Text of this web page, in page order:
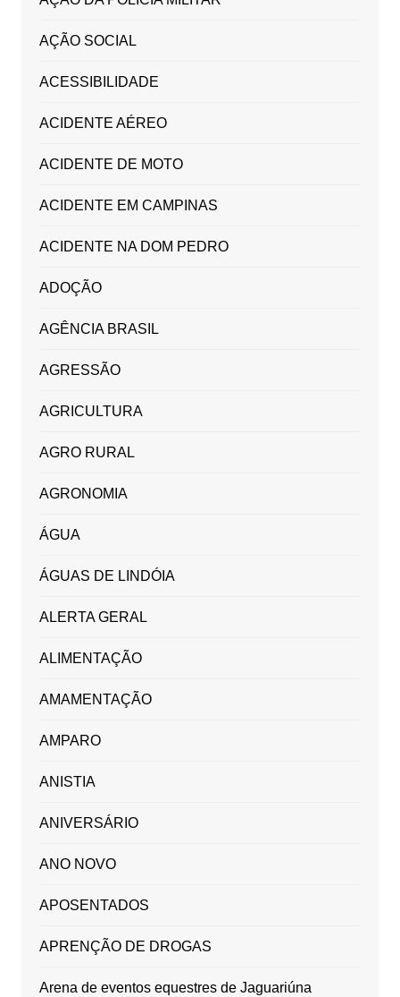
AÇÃO SOCIAL
ACESSIBILIDADE
ACIDENTE AÉREO
ACIDENTE DE MOTO
ACIDENTE EM CAMPINAS
ACIDENTE NA DOM PEDRO
ADOÇÃO
AGÊNCIA BRASIL
AGRESSÃO
AGRICULTURA
AGRO RURAL
AGRONOMIA
ÁGUA
ÁGUAS DE LINDÓIA
ALERTA GERAL
ALIMENTAÇÃO
AMAMENTAÇÃO
AMPARO
ANISTIA
ANIVERSÁRIO
ANO NOVO
APOSENTADOS
APRENÇÃO DE DROGAS
Arena de eventos equestres de Jaguariúna